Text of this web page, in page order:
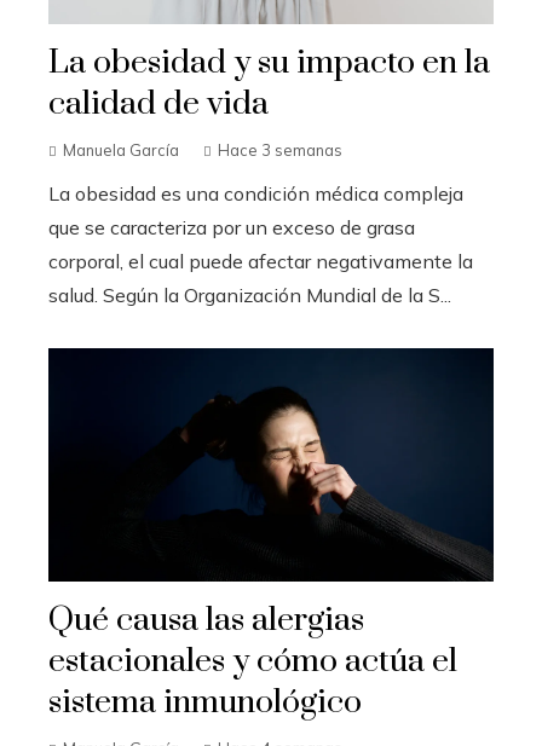
La obesidad y su impacto en la
calidad de vida
Manuela García Hace 3 semanas
La obesidad es una condición médica compleja
que se caracteriza por un exceso de grasa
corporal, el cual puede afectar negativamente la
salud. Según la Organización Mundial de la S...
Qué causa las alergias
estacionales y cómo actúa el
sistema inmunológico